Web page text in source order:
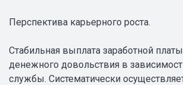
Перспектива карьерного роста.
Стабильная выплата заработной
денежного довольствия в
службы. Систематически